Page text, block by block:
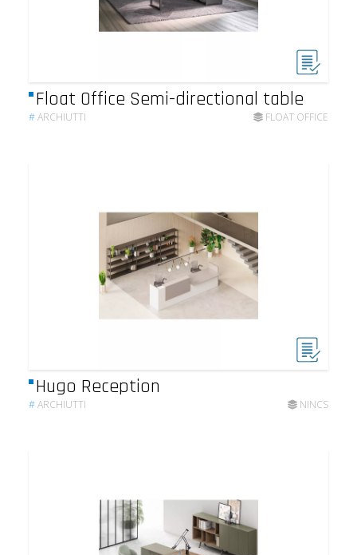
Float Office Semi-directional table
#ARCHIUTTI FLOAT OFFICE
Hugo Reception
#ARCHIUTTI NINCS